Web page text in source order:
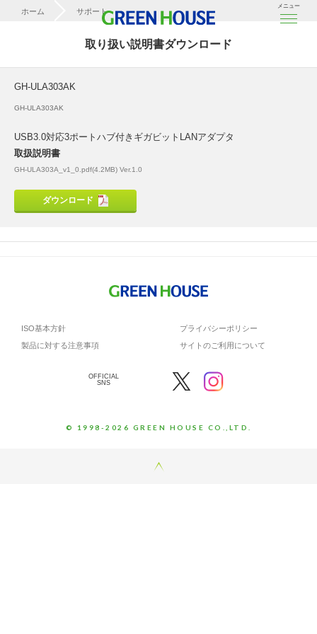
メニュー
ホーム サポート
取り扱い説明書ダウンロード
GH-ULA303AK
GH-ULA303AK
USB3.0対応3ポートハブ付きギガビットLANアダプタ
取扱説明書
GH-ULA303A_v1_0.pdf(4.2MB) Ver.1.0
ダウンロード
ISO基本方針
プライバシーポリシー
製品に対する注意事項
サイトのご利用について
OFFICIAL
SNS
© 1998-2026 GREEN HOUSE CO.,LTD.